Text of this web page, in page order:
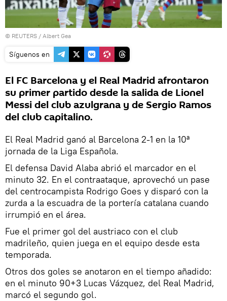
© REUTERS / Albert Gea
Síguenos en
El FC Barcelona y el Real Madrid afrontaron
su primer partido desde la salida de Lionel
Messi del club azulgrana y de Sergio Ramos
del club capitalino.
El Real Madrid ganó al Barcelona 2-1 en la 10ª
jornada de la Liga Española.
El defensa David Alaba abrió el marcador en el
minuto 32. En el contraataque, aprovechó un pase
del centrocampista Rodrigo Goes y disparó con la
zurda a la escuadra de la portería catalana cuando
irrumpió en el área.
Fue el primer gol del austriaco con el club
madrileño, quien juega en el equipo desde esta
temporada.
Otros dos goles se anotaron en el tiempo añadido:
en el minuto 90+3 Lucas Vázquez, del Real Madrid,
marcó el segundo gol.